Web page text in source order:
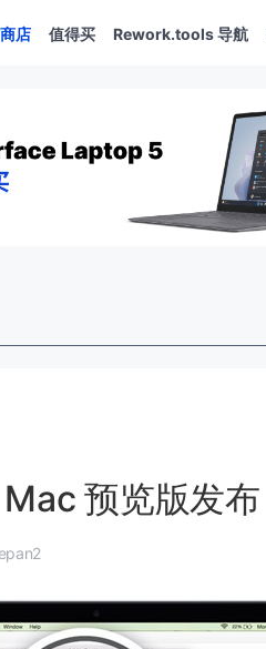
店 值得买 Rework.tools 导航
预览版发布